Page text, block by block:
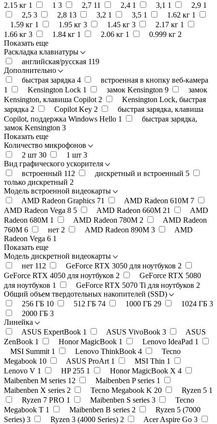
2.15 кг 1 1 3 2,7 11 2,4 1 3,1 1 2,9 1
2,5 3 2,8 13 3,2 1 3,5 1 1.62 кг 1
1.59 кг 1 1.95 кг 3 1.45 кг 3 2.17 кг 1
1.66 кг 3 1.84 кг 1 2.06 кг 1 0.999 кг 2
Показать еще
Раскладка клавиатуры
английская/русская 119
Дополнительно
быстрая зарядка 4
встроенная в кнопку веб-камера
1
Kensington Lock 1 замок Kensington 9
замок
Kensington, клавиша Copilot 2
Kensington Lock, быстрая
зарядка 2 Copilot Key 2
быстрая зарядка, клавиша
Copilot, поддержка Windows Hello 1
быстрая зарядка,
замок Kensington 3
Показать еще
Количество микрофонов
2 шт 30 1 шт 3
Вид графического ускорителя
встроенный 112 дискретный и встроенный 5
только дискретный 2
Модель встроенной видеокарты
AMD Radeon Graphics 71 AMD Radeon 610M 7
AMD Radeon Vega 8 5 AMD Radeon 660M 21
AMD
Radeon 680M 1 AMD Radeon 780M 2
AMD Radeon
760M 6 нет 2 AMD Radeon 890M 3
AMD
Radeon Vega 6 1
Показать еще
Модель дискретной видеокарты
нет 112 GeForce RTX 3050 для ноутбуков 2
GeForce RTX 4050 для ноутбуков 2
GeForce RTX 5080
для ноутбуков 1 GeForce RTX 5070 Ti для ноутбуков 2
Общий объем твердотельных накопителей (SSD)
256 ГБ 10 512 ГБ 74 1000 ГБ 29 1024 ГБ 3
2000 ГБ 3
Линейка
ASUS ExpertBook 1 ASUS VivoBook 3
ASUS
ZenBook 1 Honor MagicBook 1 Lenovo IdeaPad 1
MSI Summit 1 Lenovo ThinkBook 4
Tecno
Megabook 10 ASUS ProArt 1 MSI Thin 1
Lenovo V 1 HP 255 1 Honor MagicBook X 4
Maibenben M series 12 Maibenben P series 1
Maibenben X series 2 Tecno Megabook K 20 Ryzen 5 1
Ryzen 7 PRO 1 Maibenben S series 3
Tecno
Megabook T 1 Maibenben B series 2
Ryzen 5 (7000
Series) 3 Ryzen 3 (4000 Series) 2 Acer Aspire Go 3